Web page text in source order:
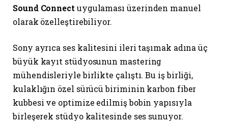
Sound Connect uygulaması üzerinden manuel
olarak özelleştirebiliyor.
Sony ayrıca ses kalitesini ileri taşımak adına üç
büyük kayıt stüdyosunun mastering
mühendisleriyle birlikte çalıştı. Bu iş birliği,
kulaklığın özel sürücü biriminin karbon fiber
kubbesi ve optimize edilmiş bobin yapısıyla
birleşerek stüdyo kalitesinde ses sunuyor.